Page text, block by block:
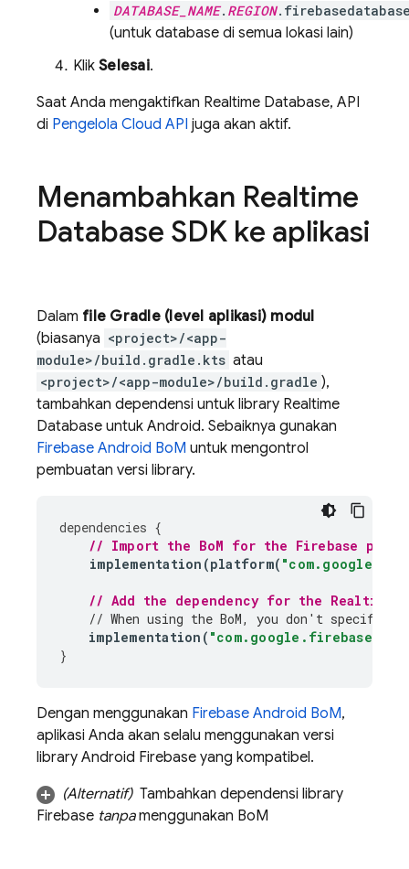
DATABASE_NAME. REGION
(untuk database di semua lokasi lain)
Klik Selesai.
Saat Anda mengaktifkan Realtime Database, API
di Pengelola Cloud API juga akan aktif.
Menambahkan Realtime
Database SDK ke aplikasi
Dalam file Gradle (level aplikasi) modul
(biasanya <project>/<app-
module>/build.gradle.kts atau
<project>/<app-module>/build.gradle ),
tambahkan dependensi untuk library Realtime
Database untuk Android. Sebaiknya gunakan
Firebase Android BoM untuk mengontrol
pembuatan versi library.
dependencies {
// Import the BoM for the Firebase
implementation (platform(
// Add the dependency for the Realtime
// When using the BoM, you don't specify
implementation (
}
Dengan menggunakan Firebase Android BoM,
aplikasi Anda akan selalu menggunakan versi
library Android Firebase yang kompatibel.
(Alternatif)Tambahkan dependensi library
Firebase tanpamenggunakan BoM